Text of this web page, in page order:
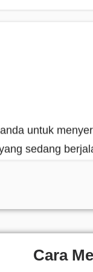
untuk
sedang
Cara